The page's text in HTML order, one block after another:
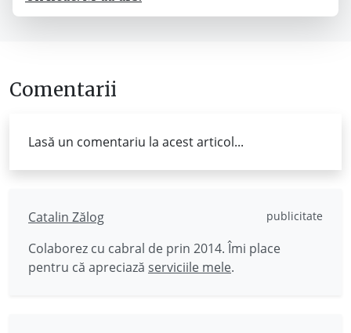
Comentarii
Lasă un comentariu la acest articol...
Catalin Zălog publicitate
Colaborez cu cabral de prin 2014. Îmi place
pentru că apreciază serviciile mele.